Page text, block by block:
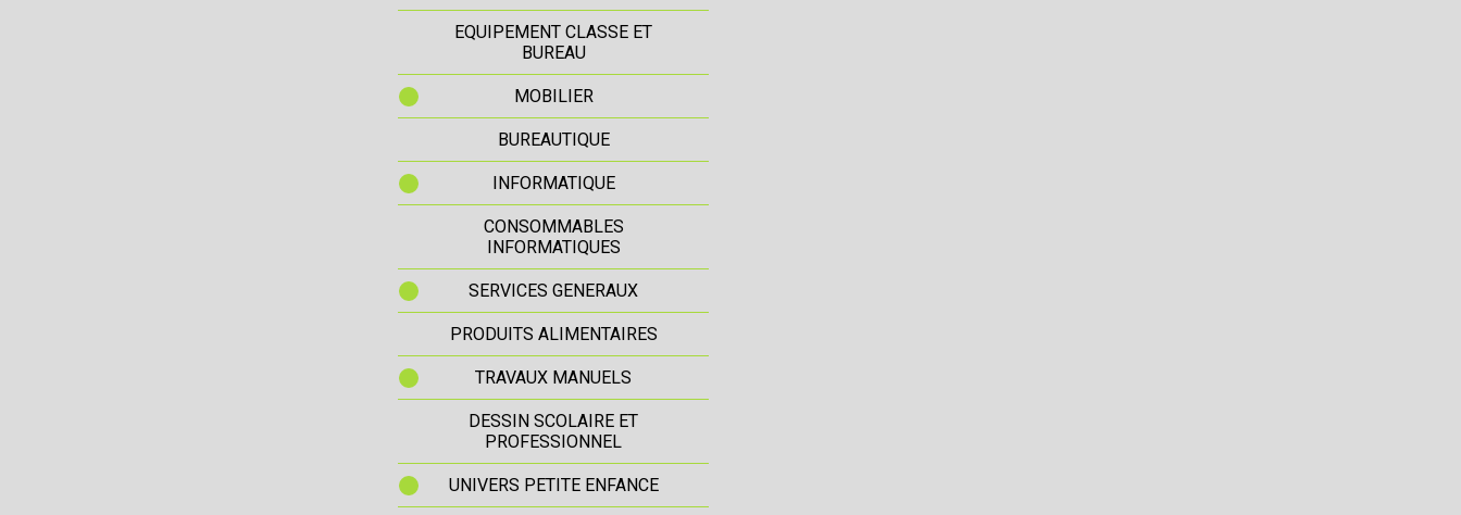
EQUIPEMENT CLASSE ET
BUREAU
MOBILIER
BUREAUTIQUE
INFORMATIQUE
CONSOMMABLES
INFORMATIQUES
SERVICES GENERAUX
PRODUITS ALIMENTAIRES
TRAVAUX MANUELS
DESSIN SCOLAIRE ET
PROFESSIONNEL
UNIVERS PETITE ENFANCE